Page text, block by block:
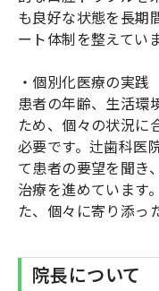
も良好な状態を長期
ート体制を整えていま
・個別化医療の実践
患者の年齢、生活環
ため、個々の状況に
必要です。辻歯科医
て患者の要望を聞き
治療を進めています
た、個々に寄り添っ
院長について